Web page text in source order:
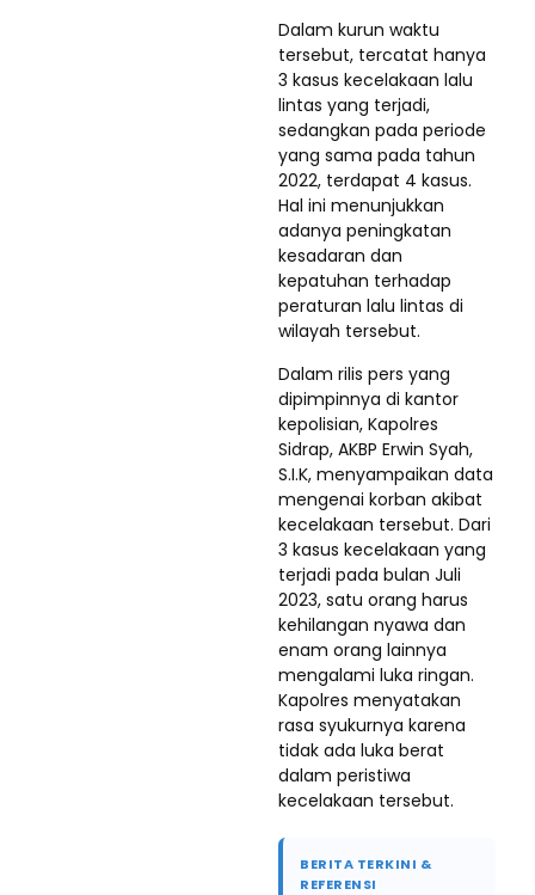
Dalam kurun waktu
tersebut, tercatat hanya
3 kasus kecelakaan lalu
lintas yang terjadi,
sedangkan pada periode
yang sama pada tahun
2022, terdapat 4 kasus.
Hal ini menunjukkan
adanya peningkatan
kesadaran dan
kepatuhan terhadap
peraturan lalu lintas di
wilayah tersebut.
Dalam rilis pers yang
dipimpinnya di kantor
kepolisian, Kapolres
Sidrap, AKBP Erwin Syah,
S.I.K, menyampaikan data
mengenai korban akibat
kecelakaan tersebut. Dari
3 kasus kecelakaan yang
terjadi pada bulan Juli
2023, satu orang harus
kehilangan nyawa dan
enam orang lainnya
mengalami luka ringan.
Kapolres menyatakan
rasa syukurnya karena
tidak ada luka berat
dalam peristiwa
kecelakaan tersebut.
BERITA TERKINI &
REFERENSI